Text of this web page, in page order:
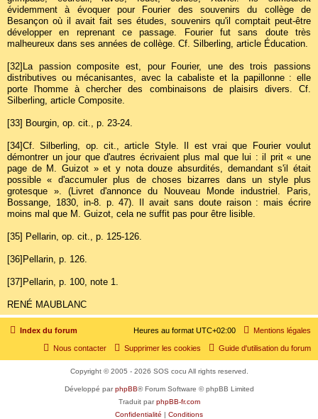
évidemment à évoquer pour Fourier des souvenirs du collège de
Besançon où il avait fait ses études, souvenirs qu'il comptait peut-être
développer en reprenant ce passage. Fourier fut sans doute très
malheureux dans ses années de collège. Cf. Silberling, article Éducation.
[32] La passion composite est, pour Fourier, une des trois passions
distributives ou mécanisantes, avec la cabaliste et la papillonne : elle
porte l'homme à chercher des combinaisons de plaisirs divers. Cf.
Silberling, article Composite.
[33] Bourgin, op. cit., p. 23-24.
[34]Cf. Silberling, op. cit., article Style. Il est vrai que Fourier voulut
démontrer un jour que d'autres écrivaient plus mal que lui : il prit « une
page de M. Guizot » et y nota douze absurdités, demandant s'il était
possible « d'accumuler plus de choses bizarres dans un style plus
grotesque ». (Livret d'annonce du Nouveau Monde industriel. Paris,
Bossange, 1830, in-8. p. 47). Il avait sans doute raison : mais écrire
moins mal que M. Guizot, cela ne suffit pas pour être lisible.
[35] Pellarin, op. cit., p. 125-126.
[36] Pellarin, p. 126.
[37] Pellarin, p. 100, note 1.
RENÉ MAUBLANC
Index du forum Mentions légales
Heures au format UTC+02:00
Guide d'utilisation du forum
Supprimer les cookies
Nous contacter
Copyright © 2005 - 2026 SOS cocu All rights reserved.
Développé parphpBB® Forum Software © phpBB Limited
Traduit parphpBB-fr.com
Confidentialité | Conditions